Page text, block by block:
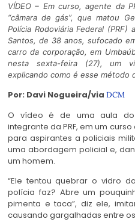
VÍDEO – Em curso, agente da
“câmara de gás”, que matou
Polícia Rodoviária Federal (PRF)
Santos, de 38 anos, sufocado
carro da corporação, em
nesta sexta-feira (27), um
explicando como é esse método
Por: Davi Nogueira/via DCM
O vídeo é de uma aula do
integrante da PRF, em um
para aspirantes a policiais
uma abordagem policial e,
um homem.
“Ele tentou quebrar o vidro
polícia faz? Abre um
pimenta e taca”, diz ele,
causando gargalhadas entre